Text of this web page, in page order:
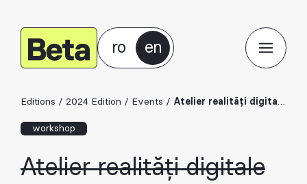
ro en
Editions / 2024 Edition / Events / Atelier realități digitale cu Space Popular
workshop
Atelier realități digitale